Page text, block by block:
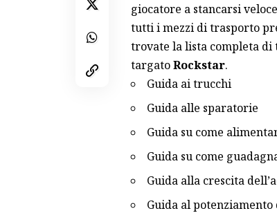
giocatore a stancarsi
tutti i mezzi di trasporto
trovate la lista completa
targatoRockstar.
Guida ai trucchi
Guida alle sparatorie
Guida su come
Guida su come
Guida alla crescita
Guida al